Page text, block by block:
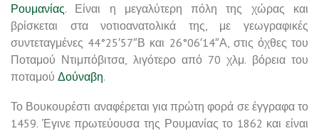
Ρουμανίας. Είναι η μεγαλύτερη πόλη της χώρας και
βρίσκεται στα νοτιοανατολικά της, με γεωγραφικές
συντεταγμένες 44°25′57″Β και 26°06′14″Α, στις όχθες του
Ποταμού Ντιμπόβιτσα, λιγότερο από 70 χλμ. βόρεια του
ποταμού Δούναβη.
Το Βουκουρέστι αναφέρεται για πρώτη φορά σε έγγραφα το
1459. Έγινε πρωτεύουσα της Ρουμανίας το 1862 και είναι